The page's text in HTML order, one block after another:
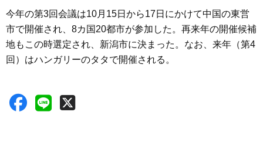
今年の第3回会議は10月15日から17日にかけて中国の東営
市で開催され、8カ国20都市が参加した。再来年の開催候補
地もこの時選定され、新潟市に決まった。なお、来年（第4
回）はハンガリーのタタで開催される。